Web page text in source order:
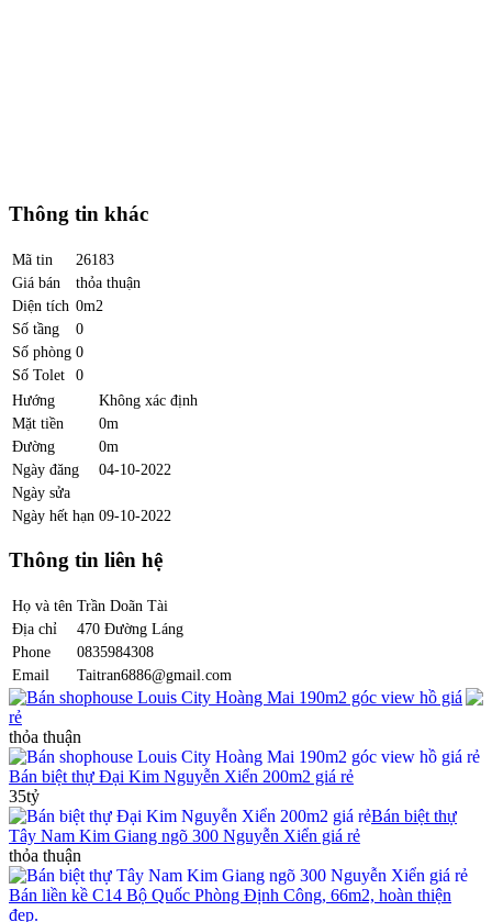
Thông tin khác
Mã tin
26183
Giá bán
thỏa thuận
Diện tích 0m2
Số tầng
0
Số phòng 0
Số Tolet
0
Hướng
Không xác định
Mặt tiền
0m
Đường
0m
Ngày đăng
04-10-2022
Ngày sửa
Ngày hết hạn 09-10-2022
Thông tin liên hệ
Họ và tên Trần Doãn Tài
Địa chỉ
470 Đường Láng
Phone
0835984308
Email
Taitran6886@gmail.com
Bán shophouse Louis City Hoàng Mai 190m2 góc view hồ giá
rẻ
thỏa thuận
Bán biệt thự Đại Kim Nguyễn Xiển 200m2 giá rẻ
35tỷ
Bán biệt thự
Tây Nam Kim Giang ngõ 300 Nguyễn Xiển giá rẻ
thỏa thuận
Bán liền kề C14 Bộ Quốc Phòng Định Công, 66m2, hoàn thiện
đẹp.